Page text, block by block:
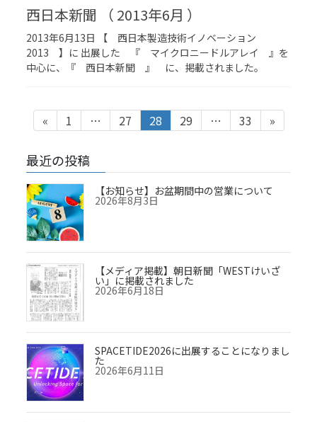
西日本新聞 （ 2013年6月 ）
2013年6月13日 【 西日本製造技術イノベーション
2013 】に 出展した 『 マイクロニードルアレイ 』を
中心に、『 西日本新聞 』 に、掲載されました。
投
稿
ゲ
ー
シ
ョ
ン
« 固
定
ー
ジ
1 … 固
定
27 固
定
28 固
定
29 … 固
定
33 »
最近の投稿
【お知らせ】お盆期間中の営業について
2026年8月3日
【メディア掲載】朝日新聞「WESTけいざ
い」に掲載されました
2026年6月18日
SPACETIDE2026に出展することになりまし
た
2026年6月11日